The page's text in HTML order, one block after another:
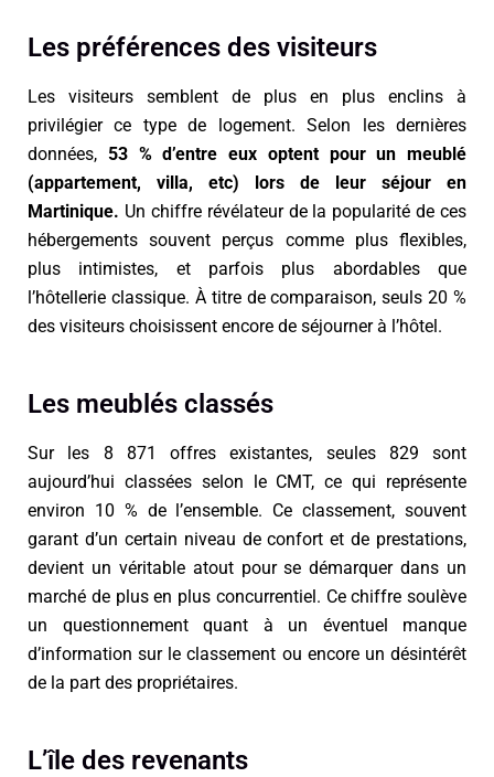
Les préférences des visiteurs
Les visiteurs semblent de plus en plus enclins à
privilégier ce type de logement. Selon les dernières
données, 53 % d’entre eux optent pour un meublé
(appartement, villa, etc) lors de leur séjour en
Martinique. Un chiffre révélateur de la popularité de ces
hébergements souvent perçus comme plus flexibles,
plus intimistes, et parfois plus abordables que
l’hôtellerie classique. À titre de comparaison, seuls 20 %
des visiteurs choisissent encore de séjourner à l’hôtel.
Les meublés classés
Sur les 8 871 offres existantes, seules 829 sont
aujourd’hui classées selon le CMT, ce qui représente
environ 10 % de l’ensemble. Ce classement, souvent
garant d’un certain niveau de confort et de prestations,
devient un véritable atout pour se démarquer dans un
marché de plus en plus concurrentiel. Ce chiffre soulève
un questionnement quant à un éventuel manque
d’information sur le classement ou encore un désintérêt
de la part des propriétaires.
L’île des revenants